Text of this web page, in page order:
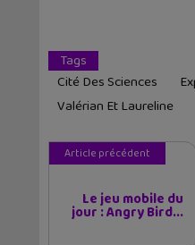
Tags
Cité Des Sciences
Valérian Et Laureline
Article précédent
Le jeu mobile du
jour : Angry Bird...